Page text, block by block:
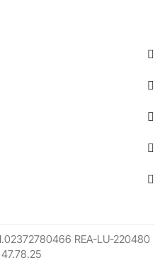
REA-LU-220480